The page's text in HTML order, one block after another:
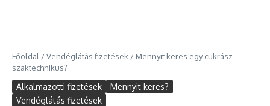
Főoldal /Vendéglátás fizetések / Mennyit keres egy cukrász
szaktechnikus?
Alkalmazotti fizetések
Mennyit keres?
Vendéglátás fizetések